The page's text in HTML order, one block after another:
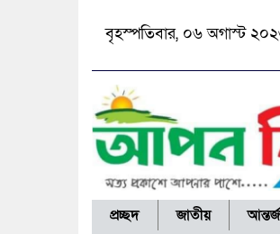
বৃহস্পতিবার, ০৬ অগাস্ট
প্রচ্ছদ জাতীয়